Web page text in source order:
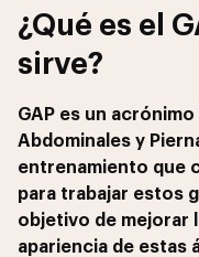
¿Qué es el
sirve?
GAP es un
Abdominales y
entrenamiento que
para trabajar estos
objetivo de mejorar
apariencia de estas